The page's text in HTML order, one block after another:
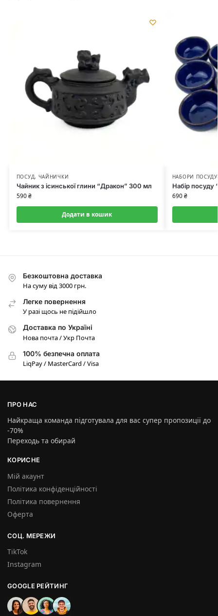
ПОСУД, ЧАЙНИЧКИ
Чайник з ісинської глини “Дракон” 300 мл
590₴
Додати в кошик
НАБОРИ
Набір посуду
690₴
Безкоштовна доставка
На суму від 3000 грн.
Легке повернення
У разі щось не підійшло
Доставка по Україні
Нова почта / Укр Почта
100% безпечна оплата
LiqPay / MasterCard / Visa
ПРО НАС
Найкраща команда підготувала для вас супер пропозиції до
-70%
Переходь та обирай
КОРИСНЕ
Мій акаунт
Політика конфіденційності
Політика повернення
Оферта
СОЦ. МЕРЕЖИ
TikTok
Instagram
GOOGLE РЕЙТИНГ